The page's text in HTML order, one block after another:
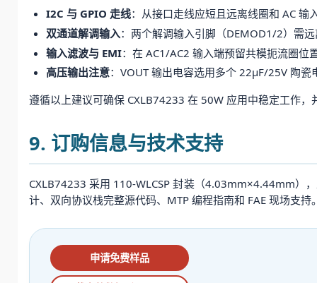
I2C 与 GPIO 走线：从接口走线应短且远离线圈和 AC
双通道解调输入：两个解调输入引脚（DEMOD1/2）需
输入滤波与 EMI：在 AC1/AC2 输入端预留共模扼流圈
高压输出注意：VOUT 输出电容选用多个 22μF/25V 陶
遵循以上建议可确保 CXLB74233 在 50W 应用中稳定工作，
9. 订购信息与技术支持
CXLB74233 采用 110-WLCSP 封装（4.03mm×4.44mm）
计、双向协议栈完整源代码、MTP 编程指南和 FAE 现场支持
申请免费样品